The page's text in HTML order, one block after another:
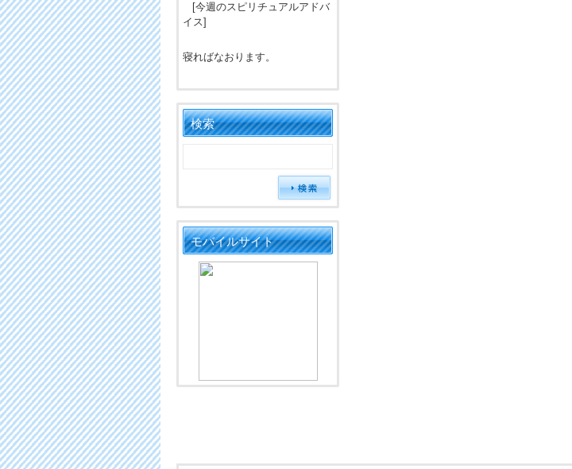
[今週のスピリチュアルアドバ
イス]
寝ればなおります。
検索
モバイルサイト